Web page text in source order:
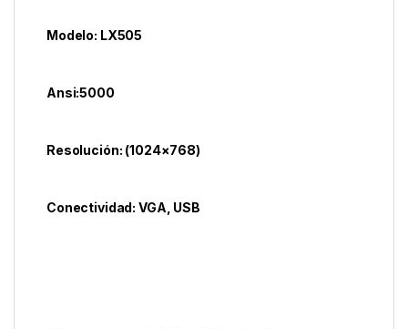
Modelo: LX505
Ansi:5000
Resolución: (1024×768)
Conectividad: VGA, USB